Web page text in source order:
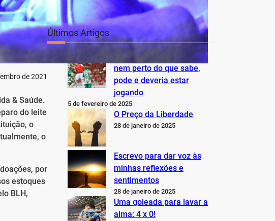
de 2021
& Saúde.
do leite
o
o
por
estoques
BLH,
Últimos Artigos
O Inter não está jogando
nem perto do que sabe,
pode e deveria estar
jogando
5 de fevereiro de 2025
O Preço da Liberdade
28 de janeiro de 2025
Escrevo para dar voz às
minhas reflexões e
sentimentos
28 de janeiro de 2025
Uma goleada para lavar a
alma: 4 x 0!